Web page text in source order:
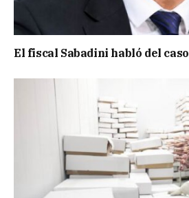
El fiscal Sabadini habló del caso